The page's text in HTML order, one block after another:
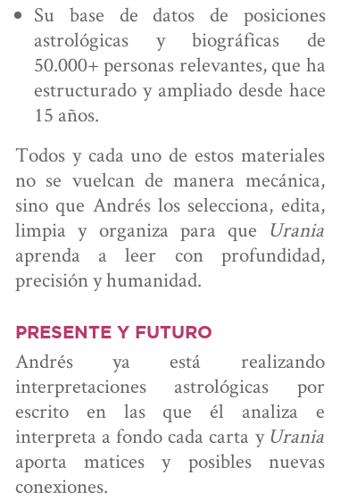
Su base de datos de posiciones
astrológicas y biográficas de
50.000+ personas relevantes, que ha
estructurado y ampliado desde hace
15 años.
Todos y cada uno de estos materiales
no se vuelcan de manera mecánica,
sino que Andrés los selecciona, edita,
limpia y organiza para que Urania
aprenda a leer con profundidad,
precisión y humanidad.
PRESENTE Y FUTURO
Andrés ya está realizando
interpretaciones astrológicas por
escrito en las que él analiza e
interpreta a fondo cada carta y Urania
aporta matices y posibles nuevas
conexiones.